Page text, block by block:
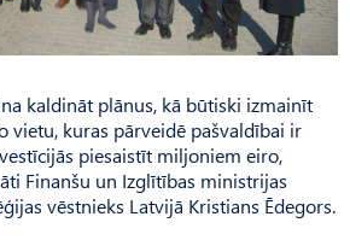
kaldināt plānus, kā būtiski izmainīt
vietu, kuras pārveidē pašvaldībai ir
piesaistīt miljoniem eiro,
Finanšu un Izglītības ministrijas
vēstnieks Latvijā Kristians Ēdegors.